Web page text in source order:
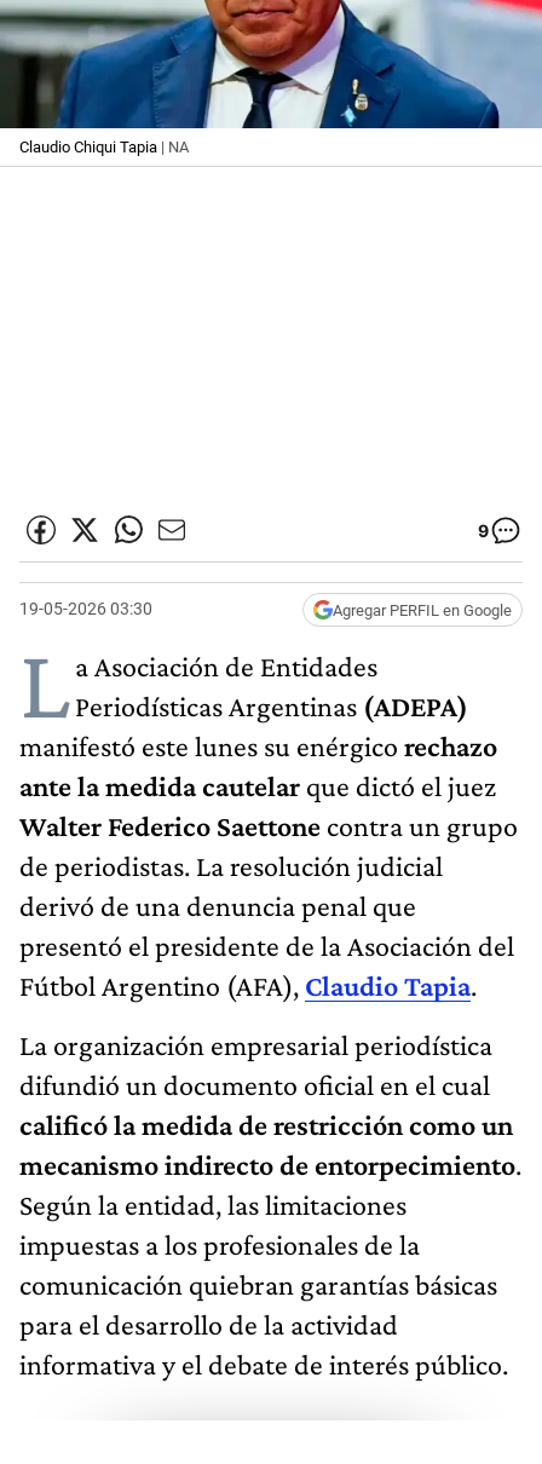
Claudio Chiqui Tapia | NA
9
19-05-2026 03:30 Agregar PERFIL en Google
La Asociación de Entidades
Periodísticas Argentinas (ADEPA)
manifestó este lunes su enérgico rechazo
ante la medida cautelar que dictó el juez
Walter Federico Saettone contra un grupo
de periodistas. La resolución judicial
derivó de una denuncia penal que
presentó el presidente de la Asociación del
Fútbol Argentino (AFA), Claudio Tapia.
La organización empresarial periodística
difundió un documento oficial en el cual
calificó la medida de restricción como un
mecanismo indirecto de entorpecimiento.
Según la entidad, las limitaciones
impuestas a los profesionales de la
comunicación quiebran garantías básicas
para el desarrollo de la actividad
informativa y el debate de interés público.